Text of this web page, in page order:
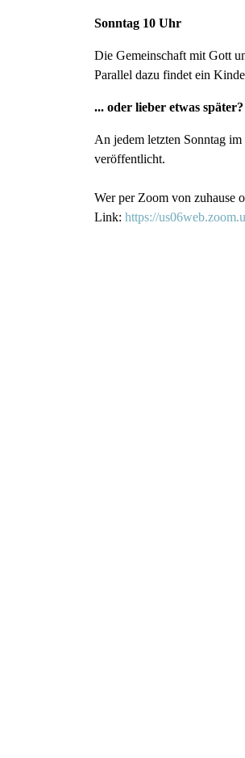
Sonntag 10 Uhr
Die Gemeinschaft mit Gott
Parallel dazu findet ein
... oder lieber etwas später?
An jedem letzten Sonntag
veröffentlicht.
Wer per Zoom von zuhause
Link: https://